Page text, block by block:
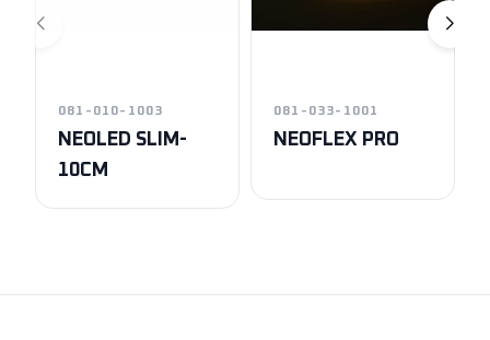
081-010-1003
NEOLED SLIM-
10CM
081-033-1001
NEOFLEX PRO